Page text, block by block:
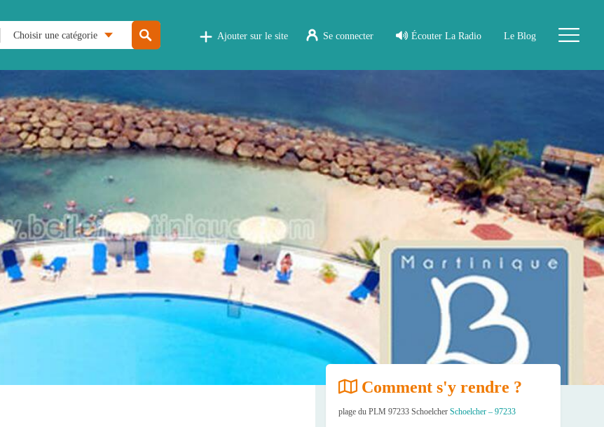
Choisir une catégorie Ajouter sur le site Se connecter Écouter La Radio Le Blog
Comment s'y rendre ?
plage du PLM 97233 Schoelcher Schoelcher – 97233